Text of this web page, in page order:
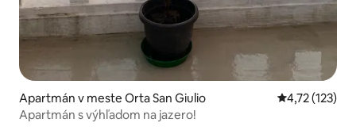
Apartmán v meste Orta San Giulio Priemerné
4,72 (123)
Apartmán s výhľadom na jazero!